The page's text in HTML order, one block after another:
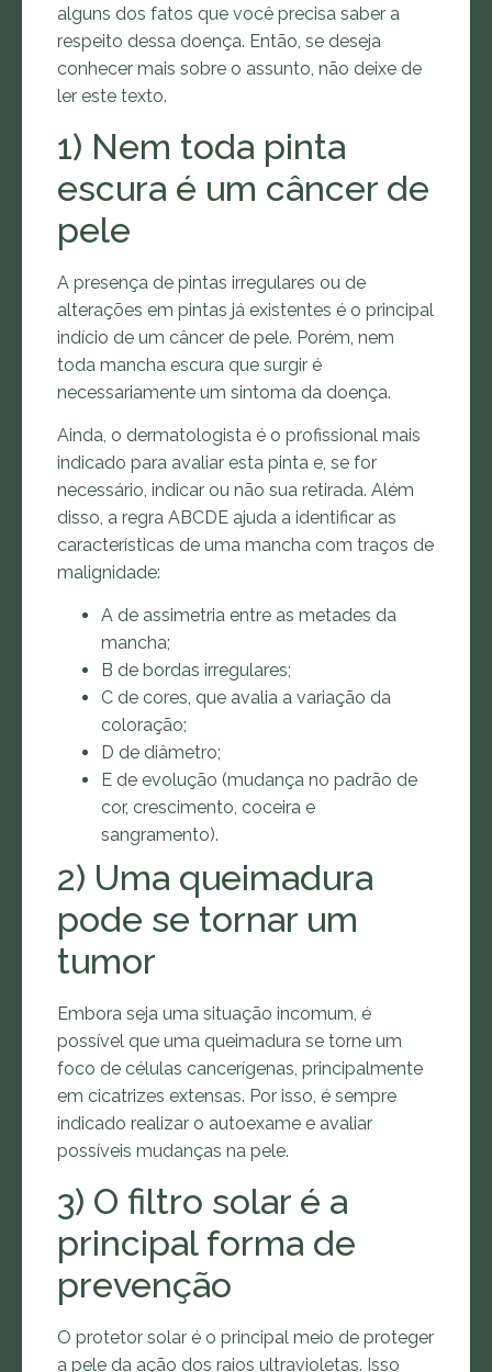
alguns dos fatos que você precisa saber a
respeito dessa doença. Então, se deseja
conhecer mais sobre o assunto, não deixe de
ler este texto.
1) Nem toda pinta
escura é um câncer de
pele
A presença de pintas irregulares ou de
alterações em pintas já existentes é o principal
indício de um câncer de pele. Porém, nem
toda mancha escura que surgir é
necessariamente um sintoma da doença.
Ainda, o dermatologista é o profissional mais
indicado para avaliar esta pinta e, se for
necessário, indicar ou não sua retirada. Além
disso, a regra ABCDE ajuda a identificar as
características de uma mancha com traços de
malignidade:
A de assimetria entre as metades da
mancha;
B de bordas irregulares;
C de cores, que avalia a variação da
coloração;
D de diâmetro;
E de evolução (mudança no padrão de
cor, crescimento, coceira e
sangramento).
2) Uma queimadura
pode se tornar um
tumor
Embora seja uma situação incomum, é
possível que uma queimadura se torne um
foco de células cancerígenas, principalmente
em cicatrizes extensas. Por isso, é sempre
indicado realizar o autoexame e avaliar
possíveis mudanças na pele.
3) O filtro solar é a
principal forma de
prevenção
O protetor solar é o principal meio de proteger
a pele da ação dos raios ultravioletas. Isso